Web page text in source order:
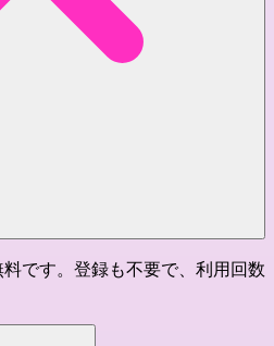
です。登録も不要で、利用回数